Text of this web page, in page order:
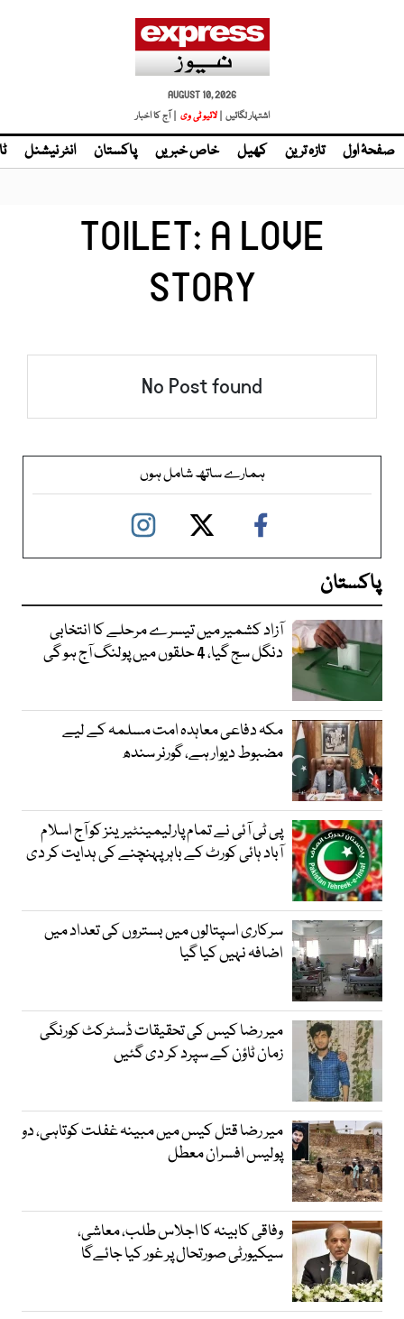
AUGUST 10, 2026
اشتہار لگائیں | لائیو ٹی وی | آج کا اخبار
صفحۂ اول تازہ ترین کھیل خاص خبریں پاکستان انٹر نیشنل
TOILET: A LOVE
STORY
No Post found
ہمارے ساتھ شامل ہوں
پاکستان
آزاد کشمیر میں تیسرے مرحلے کا انتخابی
دنگل سج گیا، 4 حلقوں میں پولنگ آج ہو گی
مکہ دفاعی معاہدہ امت مسلمہ کے لیے
مضبوط دیوار ہے، گورنر سندھ
پی ٹی آئی نے تمام پارلیمینٹیرینز کو آج اسلام
آباد ہائی کورٹ کے باہر پہنچنے کی ہدایت کر دی
سرکاری اسپتالوں میں بستروں کی تعداد میں
اضافہ نہیں کیا گیا
میر رضا کیس کی تحقیقات ڈسٹرکٹ کورنگی
زمان ٹاؤن کے سپرد کر دی گئیں
میر رضا قتل کیس میں مبینہ غفلت کوتاہی، دو
پولیس افسران معطل
وفاقی کابینہ کا اجلاس طلب، معاشی،
سیکیورٹی صورتحال پر غور کیا جائےگا